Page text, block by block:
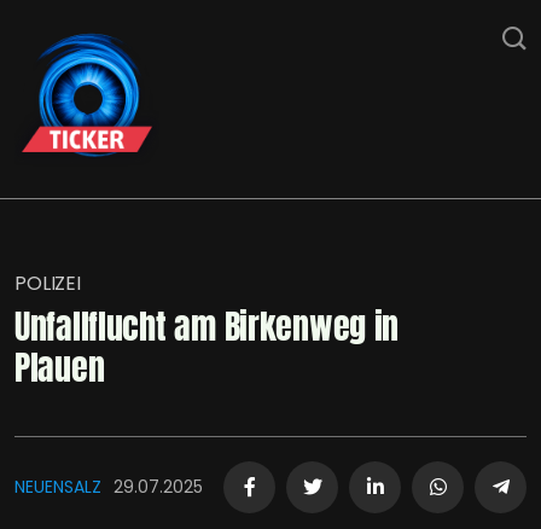
POLIZEI
Unfallflucht am Birkenweg in
Plauen
NEUENSALZ 29.07.2025